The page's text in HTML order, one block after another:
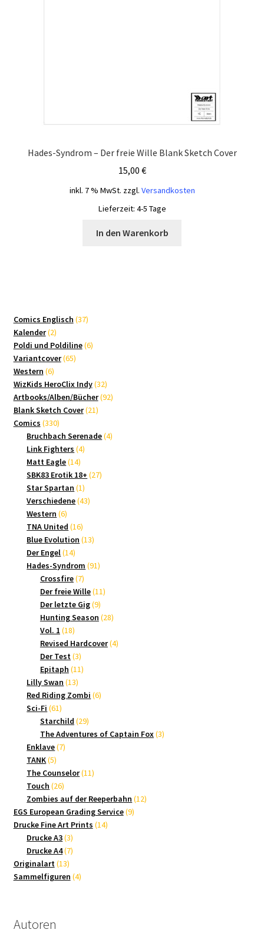
Hades-Syndrom – Der freie Wille Blank Sketch Cover
15,00 €
inkl. 7 % MwSt. zzgl. Versandkosten
Lieferzeit: 4-5 Tage
In den Warenkorb
Comics Englisch 3737
Kalender 22
Produkte
Poldi und Poldiline 66
Variantcover 6565
Western 66
Produkte
WizKids HeroClix Indy 3232
Produkte
Artbooks/Alben/Bücher 9292
Blank Sketch Cover 2121
Comics 330330
Produkte
Bruchbach Serenade 44
Link Fighters 44
Matt Eagle 1414
Produkte
SBK83 Erotik 18+ 2727
Star Spartan 11
Produkt
Verschiedene 4343
Western 66
Produkte
TNA United 1616
Produkte
Blue Evolution 1313
Der Engel 1414
Produkte
Hades-Syndrom 9191
Crossfire 77
Produkte
Der freie Wille 1111
Der letzte Gig 99
Produkte
Hunting Season 2828
Vol. 1 1818
Produkte
Revised Hardcover 44
Der Test 33
Produkte
Epitaph 1111
Lilly Swan 1313
Produkte
Red Riding Zombi 66
Sci-Fi 6161
Produkte
Starchild 2929
Produkte
The Adventures of Captain Fox 33
Enklave 77
TANK 55
Produkte
The Counselor 1111
Touch 2626
Produkte
Zombies auf der Reeperbahn 1212
EGS European Grading Service 99
Drucke Fine Art Prints 1414
Drucke A3 33
Produkte
Drucke A4 77
Originalart 1313
Produkte
Sammelfiguren 44
Autoren